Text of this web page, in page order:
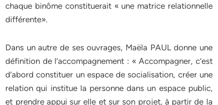
chaque binôme constituerait « une matrice relationnelle
différente».
Dans un autre de ses ouvrages, Maëla PAUL donne une
définition de l’accompagnement : « Accompagner, c’est
d’abord constituer un espace de socialisation, créer une
relation qui institue la personne dans un espace public,
et prendre appui sur elle et sur son projet, à partir de la